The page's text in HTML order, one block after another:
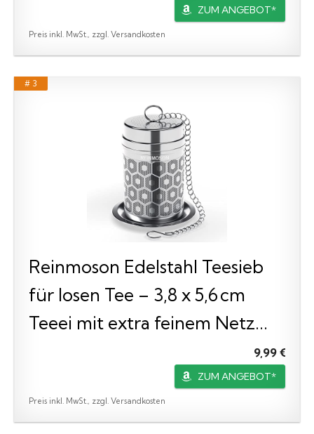
ZUM ANGEBOT*
Preis inkl. MwSt., zzgl. Versandkosten
# 3
Reinmoson Edelstahl Teesieb
für losen Tee – 3,8 x 5,6 cm
Teeei mit extra feinem Netz...
9,99 €
ZUM ANGEBOT*
Preis inkl. MwSt., zzgl. Versandkosten